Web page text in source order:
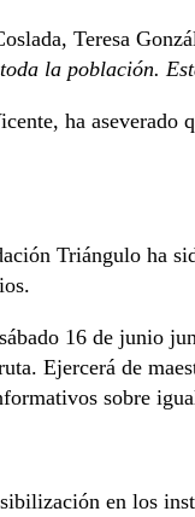
Teresa
la población.
ha aseverado
Triángulo ha
16 de junio
Ejercerá de
sobre
en los